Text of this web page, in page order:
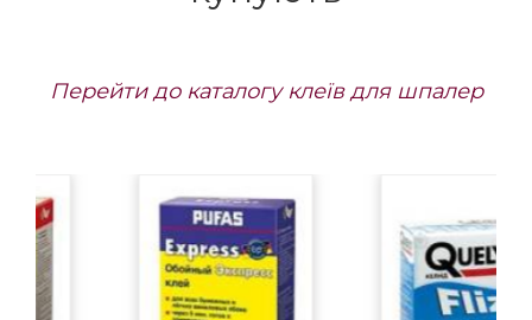
Перейти до каталогу клеїв для шпалер